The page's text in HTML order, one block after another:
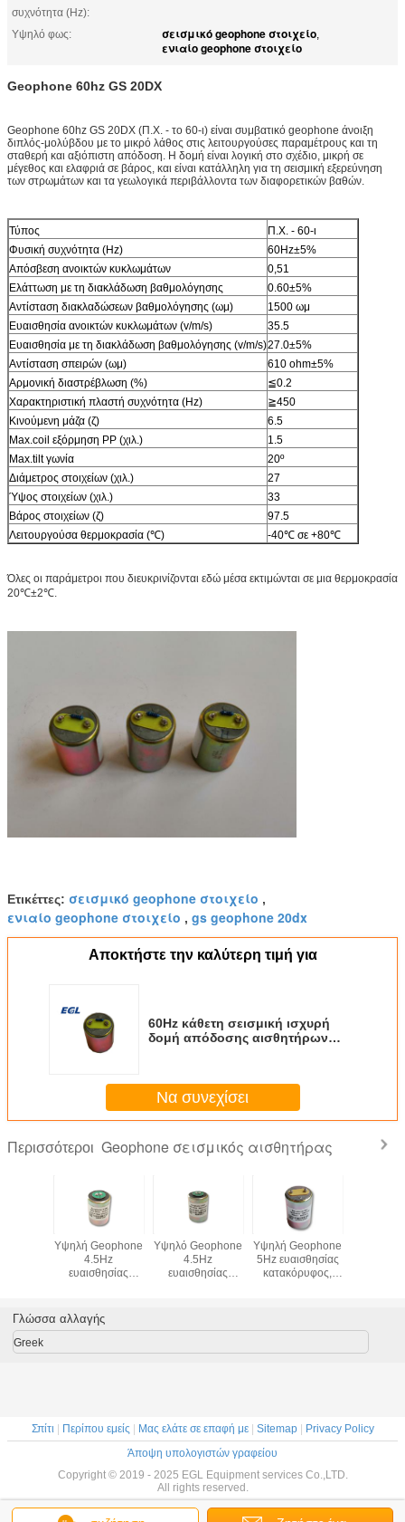
συχνότητα (Hz):
Υψηλό φως: σεισμικό geophone στοιχείο,
ενιαίο geophone στοιχείο
Geophone 60hz GS 20DX
Geophone 60hz GS 20DX (Π.Χ. - το 60-ι) είναι συμβατικό geophone άνοιξη
διπλός-μολύβδου με το μικρό λάθος στις λειτουργούσες παραμέτρους και τη
σταθερή και αξιόπιστη απόδοση. Η δομή είναι λογική στο σχέδιο, μικρή σε
μέγεθος και ελαφριά σε βάρος, και είναι κατάλληλη για τη σεισμική εξερεύνηση
των στρωμάτων και τα γεωλογικά περιβάλλοντα των διαφορετικών βαθών.
Τύπος
Π.Χ. - 60-ι
Φυσική συχνότητα (Hz)
60Hz±5%
Απόσβεση ανοικτών κυκλωμάτων
0,51
Ελάττωση με τη διακλάδωση βαθμολόγησης
0.60±5%
Αντίσταση διακλαδώσεων βαθμολόγησης (ωμ)
1500 ωμ
Ευαισθησία ανοικτών κυκλωμάτων (v/m/s)
35.5
Ευαισθησία με τη διακλάδωση βαθμολόγησης (v/m/s)27.0±5%
Αντίσταση σπειρών (ωμ)
610 ohm±5%
Αρμονική διαστρέβλωση (%)
≦0.2
Χαρακτηριστική πλαστή συχνότητα (Hz)
≧450
Κινούμενη μάζα (ζ)
6.5
Max.coil εξόρμηση PP (χιλ.)
1.5
Max.tilt γωνία
20º
Διάμετρος στοιχείων (χιλ.)
27
Ύψος στοιχείων (χιλ.)
33
Βάρος στοιχείων (ζ)
97.5
Λειτουργούσα θερμοκρασία (℃)
-40℃ σε +80℃
Όλες οι παράμετροι που διευκρινίζονται εδώ μέσα εκτιμώνται σε μια θερμοκρασία
20℃±2℃.
Ετικέττες: σεισμικό geophone στοιχείο ,
ενιαίο geophone στοιχείο , gs geophone 20dx
Αποκτήστε την καλύτερη τιμή για
60Hz κάθετη σεισμική ισχυρή
δομή απόδοσης αισθητήρων
Να συνεχίσει
Περισσότεροι Geophone σεισμικός αισθητήρας
Υψηλή Geophone
4.5Hz
ευαισθησίας
100V/m/s
Υψηλό Geophone
4.5Hz
ευαισθησίας
Υψηλή Geophone
5Hz ευαισθησίας
κατακόρυφος,
αισθητήρας
Γλώσσα αλλαγής
Greek
Σπίτι Περίπου εμείς Μας ελάτε σε επαφή με| Sitemap|
Privacy Policy
Άποψη υπολογιστών γραφείου
Copyright © 2019 - 2025 EGL Equipment services Co.,LTD.
All rights reserved.